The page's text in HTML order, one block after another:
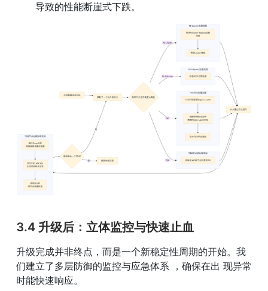
导致的性能断崖式下跌。
3.4 升级后：立体监控与快速止血
升级完成并非终点，而是一个新稳定性周期的开始。我
们建立了多层防御的监控与应急体系 ，确保在出 现异常
时能快速响应。